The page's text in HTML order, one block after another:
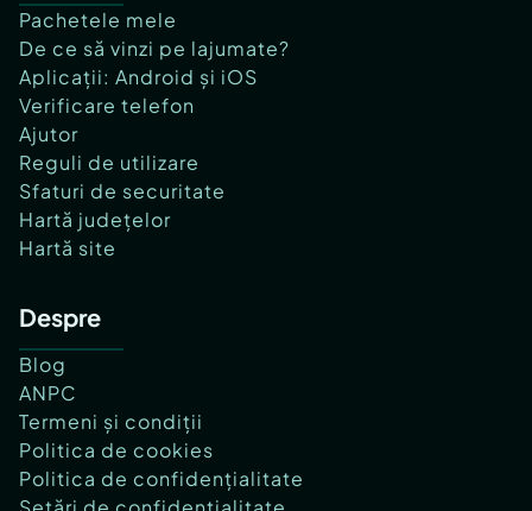
Pachetele mele
De ce să vinzi pe lajumate?
Aplicații: Android și iOS
Verificare telefon
Ajutor
Reguli de utilizare
Sfaturi de securitate
Hartă județelor
Hartă site
Despre
Blog
ANPC
Termeni și condiții
Politica de cookies
Politica de confidențialitate